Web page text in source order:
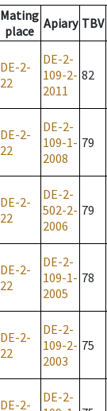
Mating
place Apiary TBV
DE-2-
22
DE-2-
109-2-
2011
82
DE-2-
22
DE-2-
109-1-
2008
79
DE-2-
22
DE-2-
502-2-
2006
79
DE-2-
22
DE-2-
109-1-
2005
78
DE-2-
22
DE-2-
109-2-
2003
75
DE-2-
DE-2-